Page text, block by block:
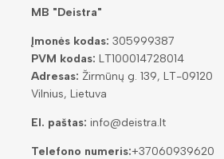
MB "Deistra"
Įmonės kodas: 305999387
PVM kodas: LT100014728014
Adresas: Žirmūnų g. 139, LT-09120
Vilnius, Lietuva
El. paštas: info@deistra.lt
Telefono numeris:+37060939620